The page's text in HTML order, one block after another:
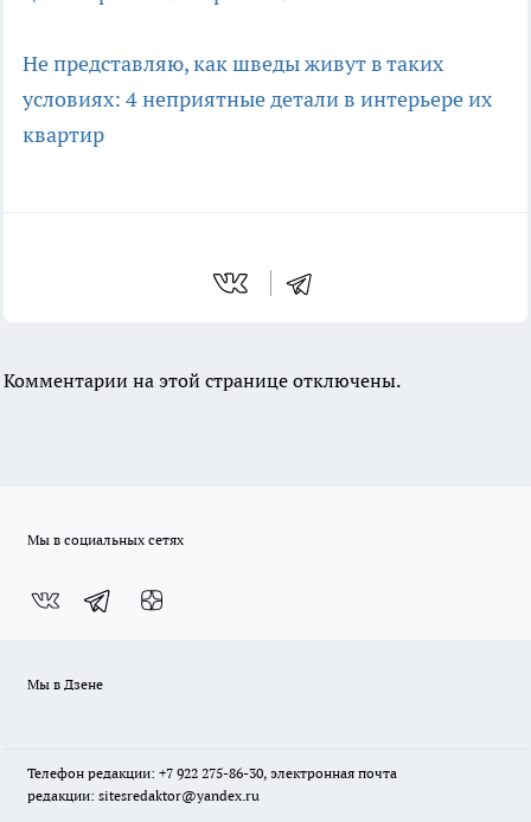
Не представляю, как шведы живут в таких
условиях: 4 неприятные детали в интерьере их
квартир
Комментарии на этой странице отключены.
Мы в социальных сетях
Мы в Дзене
Телефон редакции: +7 922 275-86-30, электронная почта
редакции: sitesredaktor@yandex.ru